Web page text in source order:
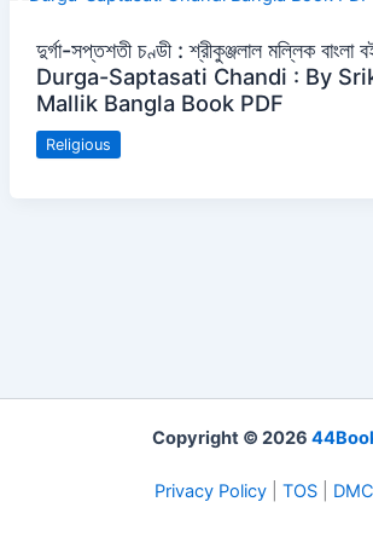
দুর্গা-সপ্তশতী চণ্ডী : শ্রীকুঞ্জলাল মল্লিক বাংলা
Durga-Saptasati Chandi : By
Mallik Bangla Book PDF
Religious
Copyright © 2026
Privacy Policy TOS